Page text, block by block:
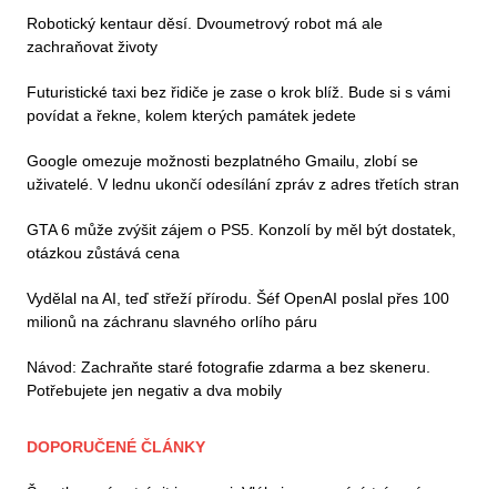
Robotický kentaur děsí. Dvoumetrový robot má ale
zachraňovat životy
Futuristické taxi bez řidiče je zase o krok blíž. Bude si s vámi
povídat a řekne, kolem kterých památek jedete
Google omezuje možnosti bezplatného Gmailu, zlobí se
uživatelé. V lednu ukončí odesílání zpráv z adres třetích stran
GTA 6 může zvýšit zájem o PS5. Konzolí by měl být dostatek,
otázkou zůstává cena
Vydělal na AI, teď střeží přírodu. Šéf OpenAI poslal přes 100
milionů na záchranu slavného orlího páru
Návod: Zachraňte staré fotografie zdarma a bez skeneru.
Potřebujete jen negativ a dva mobily
DOPORUČENÉ ČLÁNKY